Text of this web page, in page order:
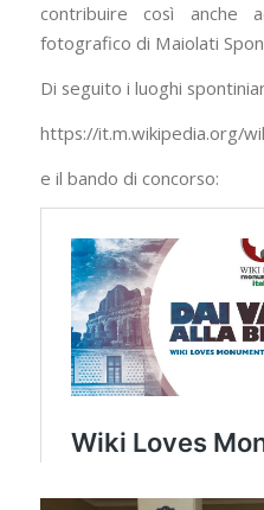
contribuire così anche
fotografico di Maiolati
Di seguito i luoghi
https://it.m.wikipedia.org/
e il bando di concorso: